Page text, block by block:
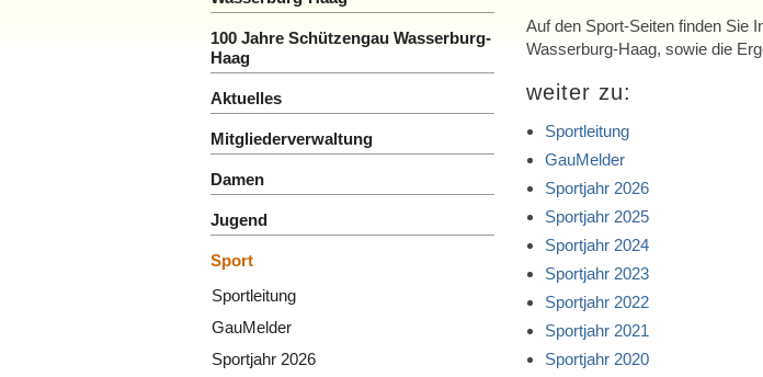
Auf den Sport-Seiten finden Sie
Wasserburg-Haag, sowie die
weiter zu:
Sportleitung
GauMelder
Sportjahr 2026
Sportjahr 2025
Sportjahr 2024
Sportjahr 2023
Sportjahr 2022
Sportjahr 2021
Sportjahr 2020
100 Jahre Schützengau Wasserburg-
Haag
Aktuelles
Mitgliederverwaltung
Damen
Jugend
Sport
Sportleitung
GauMelder
Sportjahr 2026